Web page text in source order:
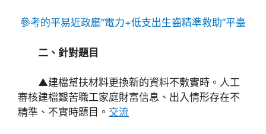
參考的平易近政廳“電力+低支出生齒精準救助”平臺
二、針對題目
▲建檔幫扶材料更換新的資料不敷實時。人工
審核建檔艱苦職工家庭財富信息、出入情形存在不
精準、不實時題目。 交流